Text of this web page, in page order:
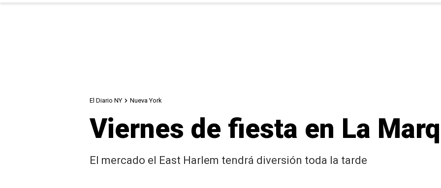
El Diario NY Nueva York
Viernes de fiesta en La
El mercado el East Harlem tendrá diversión toda la tarde